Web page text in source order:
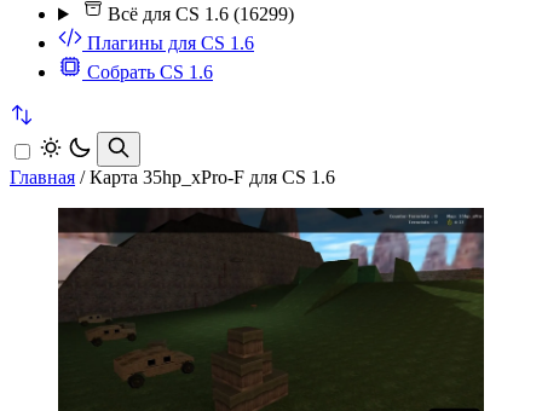
Всё для CS 1.6 (16299)
Плагины для CS 1.6
Собрать CS 1.6
Главная / Карта 35hp_xPro-F для CS 1.6